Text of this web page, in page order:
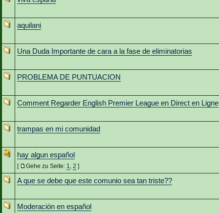
aquilani
Una Duda Importante de cara a la fase de eliminatorias
PROBLEMA DE PUNTUACION
Comment Regarder English Premier League en Direct en Ligne
trampas en mi comunidad
hay algun español
[ Gehe zu Seite: 1, 2 ]
A que se debe que este comunio sea tan triste??
Moderación en español